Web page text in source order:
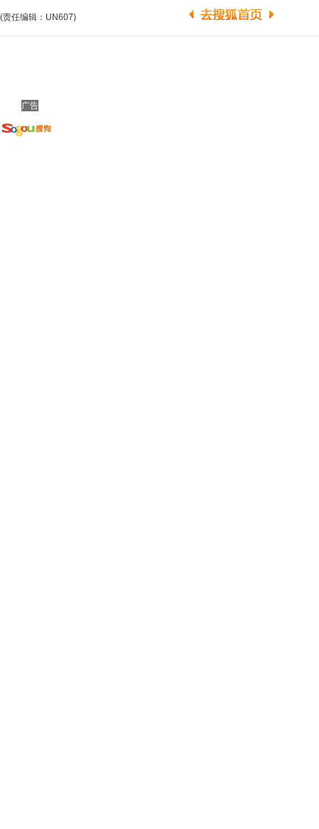
(责任编辑：UN607)
广告